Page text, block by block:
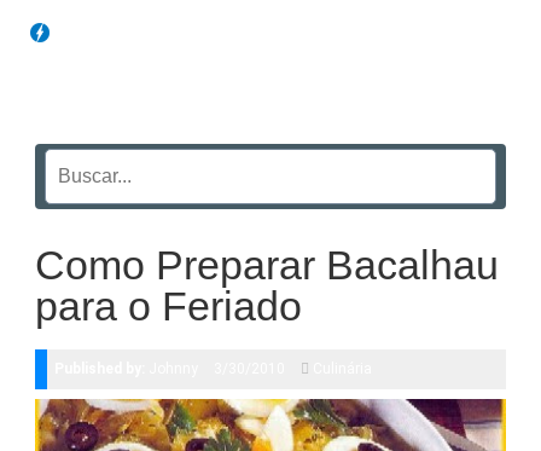
Como Preparar Bacalhau
para o Feriado